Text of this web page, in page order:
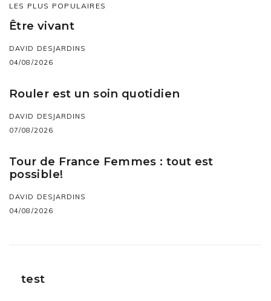
LES PLUS POPULAIRES
Être vivant
DAVID DESJARDINS
04/08/2026
Rouler est un soin quotidien
DAVID DESJARDINS
07/08/2026
Tour de France Femmes : tout est
possible!
DAVID DESJARDINS
04/08/2026
test